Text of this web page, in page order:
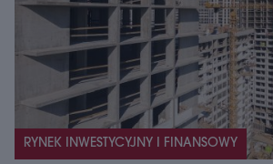
RYNEK INWESTYCYJNY I FINANSOWY